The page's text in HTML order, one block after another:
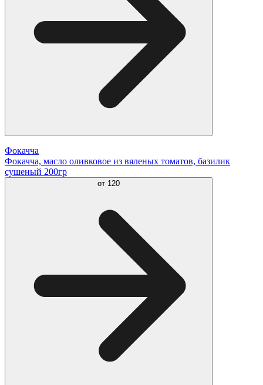
Фокачча
Фокачча, масло оливковое из вяленых томатов, базилик
сушеный 200гр
от 120